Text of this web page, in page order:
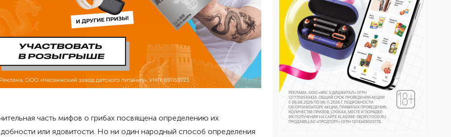
часть мифов о грибах посвящена определению их
или ядовитости. Но ни один народный способ определения